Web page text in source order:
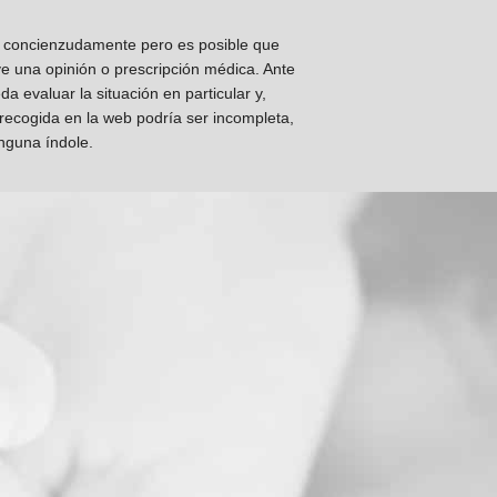
pero es posible que
una opinión o prescripción médica. Ante
evaluar la situación en particular y,
en la web podría ser incompleta,
índole.